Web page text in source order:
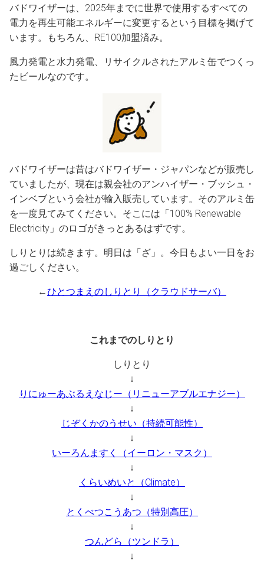
バドワイザーは、2025年までに世界で使用するすべての
電力を再生可能エネルギーに変更するという目標を掲げて
います。もちろん、RE100加盟済み。
風力発電と水力発電、リサイクルされたアルミ缶でつくっ
たビールなのです。
バドワイザーは昔はバドワイザー・ジャパンなどが販売し
ていましたが、現在は親会社のアンハイザー・ブッシュ・
インベブという会社が輸入販売しています。そのアルミ缶
を一度見てみてください。そこには「100% Renewable
Electricity」のロゴがきっとあるはずです。
しりとりは続きます。明日は「ざ」。今日もよい一日をお
過ごしください。
←ひとつまえのしりとり（クラウドサーバ）
これまでのしりとり
しりとり
↓
りにゅーあぶるえなじー（リニューアブルエナジー）
↓
じぞくかのうせい（持続可能性）
↓
いーろんますく（イーロン・マスク）
↓
くらいめいと（Climate）
↓
とくべつこうあつ（特別高圧）
↓
つんどら（ツンドラ）
↓